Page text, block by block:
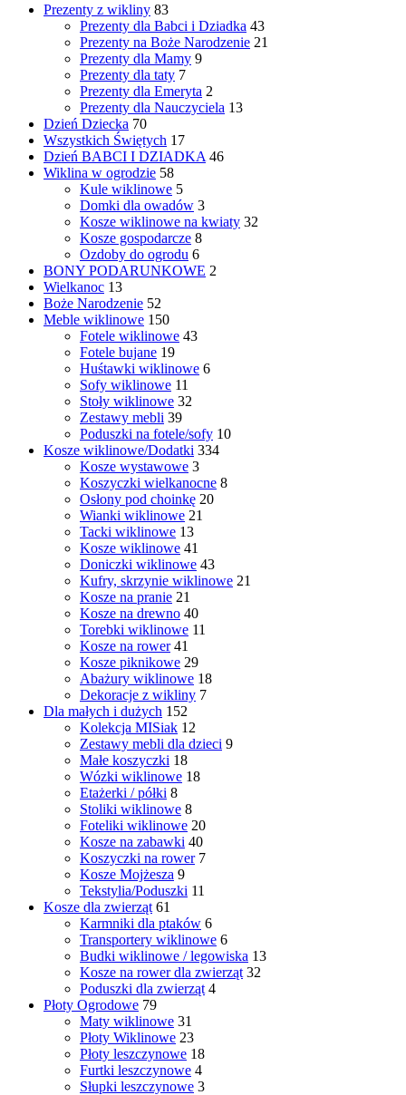
Prezenty z wikliny 83
Prezenty dla Babci i Dziadka 43
Prezenty na Boże Narodzenie 21
Prezenty dla Mamy 9
Prezenty dla taty 7
Prezenty dla Emeryta 2
Prezenty dla Nauczyciela 13
Dzień Dziecka 70
Wszystkich Świętych 17
Dzień BABCI I DZIADKA 46
Wiklina w ogrodzie 58
Kule wiklinowe 5
Domki dla owadów 3
Kosze wiklinowe na kwiaty 32
Kosze gospodarcze 8
Ozdoby do ogrodu 6
BONY PODARUNKOWE 2
Wielkanoc 13
Boże Narodzenie 52
Meble wiklinowe 150
Fotele wiklinowe 43
Fotele bujane 19
Huśtawki wiklinowe 6
Sofy wiklinowe 11
Stoły wiklinowe 32
Zestawy mebli 39
Poduszki na fotele/sofy 10
Kosze wiklinowe/Dodatki 334
Kosze wystawowe 3
Koszyczki wielkanocne 8
Osłony pod choinkę 20
Wianki wiklinowe 21
Tacki wiklinowe 13
Kosze wiklinowe 41
Doniczki wiklinowe 43
Kufry, skrzynie wiklinowe 21
Kosze na pranie 21
Kosze na drewno 40
Torebki wiklinowe 11
Kosze na rower 41
Kosze piknikowe 29
Abażury wiklinowe 18
Dekoracje z wikliny 7
Dla małych i dużych 152
Kolekcja MISiak 12
Zestawy mebli dla dzieci 9
Małe koszyczki 18
Wózki wiklinowe 18
Etażerki / półki 8
Stoliki wiklinowe 8
Foteliki wiklinowe 20
Kosze na zabawki 40
Koszyczki na rower 7
Kosze Mojżesza 9
Tekstylia/Poduszki 11
Kosze dla zwierząt 61
Karmniki dla ptaków 6
Transportery wiklinowe 6
Budki wiklinowe / legowiska 13
Kosze na rower dla zwierząt 32
Poduszki dla zwierząt 4
Płoty Ogrodowe 79
Maty wiklinowe 31
Płoty Wiklinowe 23
Płoty leszczynowe 18
Furtki leszczynowe 4
Słupki leszczynowe 3